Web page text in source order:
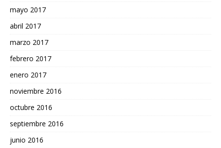
mayo 2017
abril 2017
marzo 2017
febrero 2017
enero 2017
noviembre 2016
octubre 2016
septiembre 2016
junio 2016